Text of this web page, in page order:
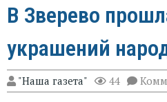
В Зверево
украшений
"Наша газета" 44